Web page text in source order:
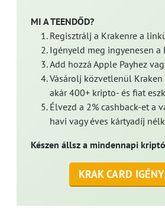
MI A TEENDŐD?
Regisztrálj a Krakenre a
Igényeld meg ingyenesen a
Add hozzá Apple Payhez
Vásárolj közvetlenül
akár 400+ kripto- és fiat
Élvezd a 2% cashback-et a
havi vagy éves kártyadíj
Készen állsz a mindennapi
KRAK CARD